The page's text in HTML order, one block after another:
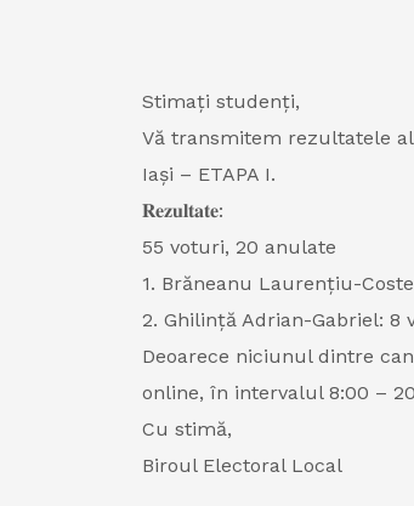
Stimați studenți,
Vă transmitem rezultatele
Iași – ETAPA I.
𝐑𝐞𝐳𝐮𝐥𝐭𝐚𝐭𝐞:
55 voturi, 20 anulate
1. Brăneanu Laurențiu-
2. Ghilință Adrian-Gabriel: 8
Deoarece niciunul dintre
online, în intervalul 8:00 –
Cu stimă,
Biroul Electoral Local